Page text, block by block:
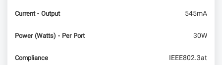
Current - Output 545mA
Power (Watts) - Per Port 30W
Compliance IEEE802.3at